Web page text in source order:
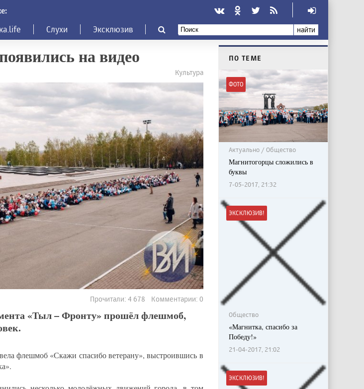
Слухи Эксклюзив найти
на видео
Культура
Прочитали: 4 678 Комментарии: 0
«Тыл – Фронту» прошёл флешмоб,
флешмоб «Скажи спасибо ветерану», выстроившись в
ПО ТЕМЕ
ФОТО
Актуально / Общество
Магнитогорцы сложились в
буквы
7-05-2017, 21:32
ЭКСКЛЮЗИВ!
Общество
«Магнитка, спасибо за
Победу!»
21-04-2017, 21:02
ЭКСКЛЮЗИВ!